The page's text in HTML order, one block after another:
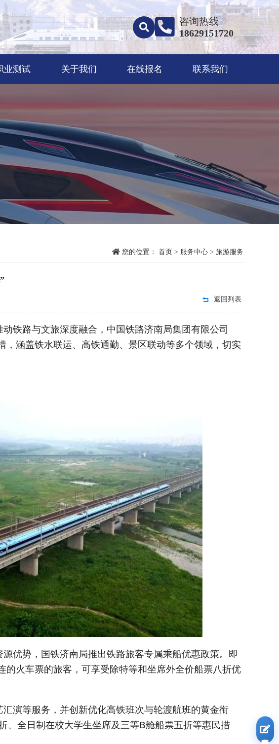
咨询热线
18629151720
业测试 关于我们 在线报名 联系我们
您的位置： 首页 > 服务中心 > 旅游服务
返回列表
铁路与文旅深度融合，中国铁路济南局集团有限公司
涵盖铁水联运、高铁通勤、景区联动等多个领域，切实
优势，国铁济南局推出铁路旅客专属乘船优惠政策。即
火车票的旅客，可享受除特等和坐席外全价船票八折优
演等服务，并创新优化高铁班次与轮渡航班的黄金衔
、全日制在校大学生坐席及三等B舱船票五折等惠民措
我要报名